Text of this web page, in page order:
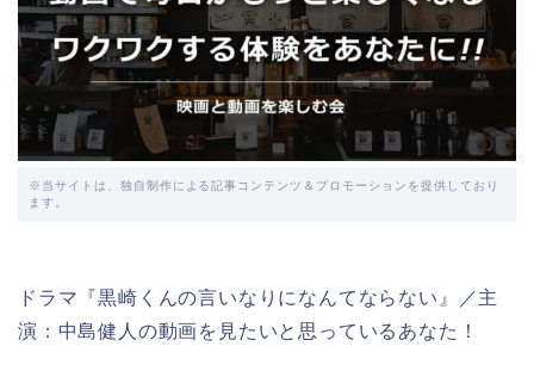
※当サイトは、独自制作による記事コンテンツ＆プロモーションを提供しており
ます。
ドラマ『黒崎くんの言いなりになんてならない』／主
演：中島健人の動画を見たいと思っているあなた！